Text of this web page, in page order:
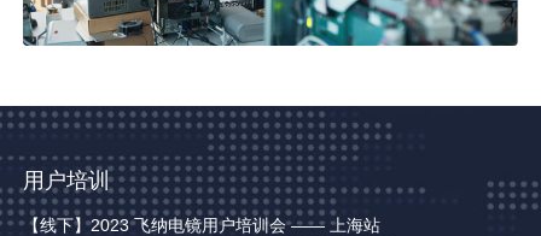
用户培训
【线下】2023 飞纳电镜用户培训会 —— 上海站